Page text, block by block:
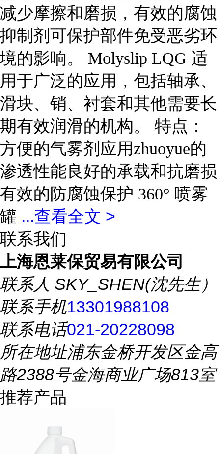
减少摩擦和磨损，有效的腐蚀
抑制剂可保护部件免受恶劣环
境的影响。 Molyslip LQG 适
用于广泛的应用，包括轴承、
滑块、销、衬套和其他需要长
期有效润滑的机构。 特点：
方便的气雾剂应用zhuoyue的
渗透性能良好的承载和抗磨损
有效的防腐蚀保护 360° 喷雾
罐 ...查看全文 >
联系我们
上海恩莱保贸易有限公司
联系人 SKY_SHEN(沈先生）
联系手机13301988108
联系电话021-20228098
所在地址浦东金桥开发区金高
路2388号金海商业广场813室
推荐产品